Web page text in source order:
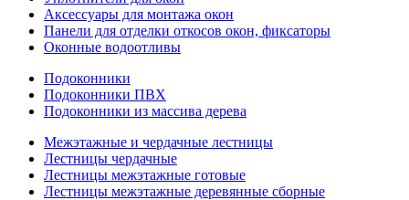
Аксессуары для монтажа окон
Панели для отделки откосов окон, фиксаторы
Оконные водоотливы
Подоконники
Подоконники ПВХ
Подоконники из массива дерева
Межэтажные и чердачные лестницы
Лестницы чердачные
Лестницы межэтажные готовые
Лестницы межэтажные деревянные сборные